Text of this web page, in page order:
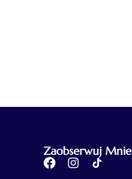
Zaobserwuj Mnie